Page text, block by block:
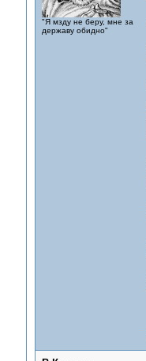
"Я мзду не беру, мне за
державу обидно"